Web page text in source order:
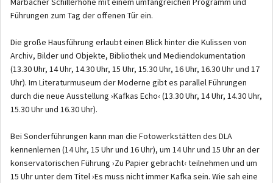
Führungen zum Tag der offenen Tür ein.
Die große Hausführung erlaubt einen Blick hinter die Kulissen von
Archiv, Bilder und Objekte, Bibliothek und Mediendokumentation
(13.30 Uhr, 14 Uhr, 14.30 Uhr, 15 Uhr, 15.30 Uhr, 16 Uhr, 16.30 Uhr und 17
Uhr). Im Literaturmuseum der Moderne gibt es parallel Führungen
durch die neue Ausstellung ›Kafkas Echo‹ (13.30 Uhr, 14 Uhr, 14.30 Uhr,
15.30 Uhr und 16.30 Uhr).
Bei Sonderführungen kann man die Fotowerkstätten des DLA
kennenlernen (14 Uhr, 15 Uhr und 16 Uhr), um 14 Uhr und 15 Uhr an der
konservatorischen Führung ›Zu Papier gebracht‹ teilnehmen und um
15 Uhr unter dem Titel ›Es muss nicht immer Kafka sein. Wie sah eine